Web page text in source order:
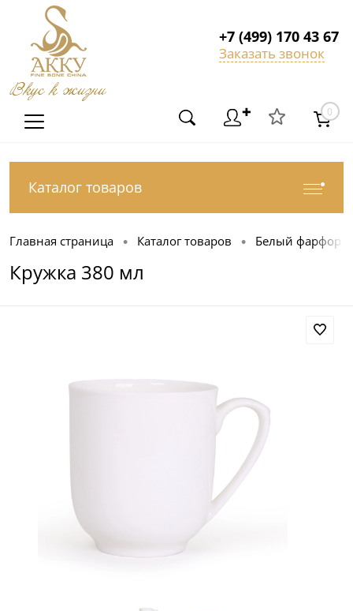
Вкус к жизни
+7 (499) 170 43 67
Заказать звонок
✚ 0
Каталог товаров
Главная страница • Каталог товаров • Белый фарфор
Кружка 380 мл